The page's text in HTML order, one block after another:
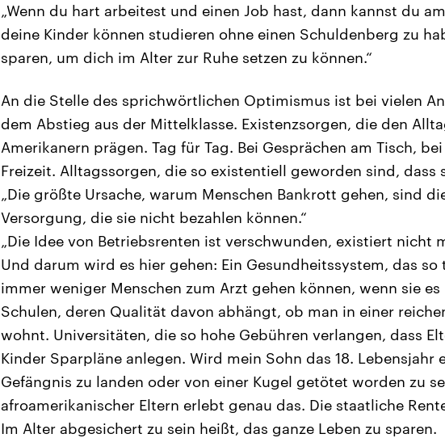
„Wenn du hart arbeitest und einen Job hast, dann kannst du
deine Kinder können studieren ohne einen Schuldenberg zu
sparen, um dich im Alter zur Ruhe setzen zu können.“
An die Stelle des sprichwörtlichen Optimismus ist bei vielen
dem Abstieg aus der Mittelklasse. Existenzsorgen, die den
Amerikanern prägen. Tag für Tag. Bei Gesprächen am Tisch,
Freizeit. Alltagssorgen, die so existentiell geworden sind, dass
„Die größte Ursache, warum Menschen Bankrott gehen, sind
Versorgung, die sie nicht bezahlen können.“
„Die Idee von Betriebsrenten ist verschwunden, existiert nicht
Und darum wird es hier gehen: Ein Gesundheitssystem, das
immer weniger Menschen zum Arzt gehen können, wenn sie
Schulen, deren Qualität davon abhängt, ob man in einer
wohnt. Universitäten, die so hohe Gebühren verlangen, dass
Kinder Sparpläne anlegen. Wird mein Sohn das 18. Lebensjahr
Gefängnis zu landen oder von einer Kugel getötet worden zu
afroamerikanischer Eltern erlebt genau das. Die staatliche
Im Alter abgesichert zu sein heißt, das ganze Leben zu sparen.